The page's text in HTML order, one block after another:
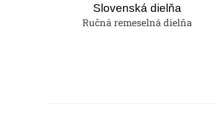
Slovenská dielňa
Ručná remeselná dielňa